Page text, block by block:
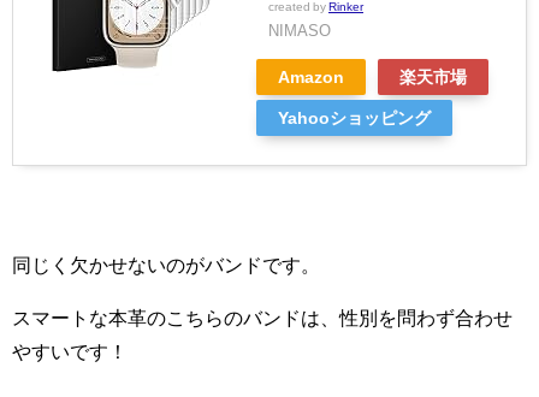
created by Rinker
NIMASO
Amazon 楽天市場
Yahooショッピング
同じく欠かせないのがバンドです。
スマートな本革のこちらのバンドは、性別を問わず合わせ
やすいです！